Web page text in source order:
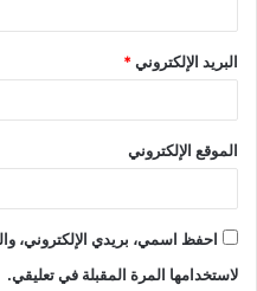
البريد الإلكتروني*
الموقع الإلكتروني
احفظ اسمي، بريدي الإلكتروني،
لاستخدامها المرة المقبلة في تعليقي.